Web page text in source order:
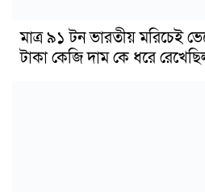
মাত্র ৯১ টন ভারতীয় মরিচেই
টাকা কেজি দাম কে ধরে